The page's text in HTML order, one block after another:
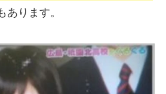
あります。